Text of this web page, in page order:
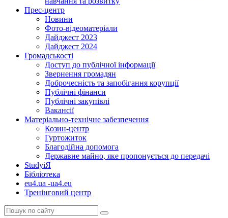
Прес-центр
Новини
Фото-відеоматеріали
Дайджест 2023
Дайджест 2024
Громадськості
Доступ до публічної інформації
Звернення громадян
Доброчесність та запобігання корупції
Публічні фінанси
Публічні закупівлі
Вакансії
Матеріально-технічне забезпечення
Козин-центр
Гуртожиток
Благодійна допомога
Державне майно, яке пропонується до передачі
StudyіЯ
Бібліотека
eu4.ua -ua4.eu
Тренінговий центр